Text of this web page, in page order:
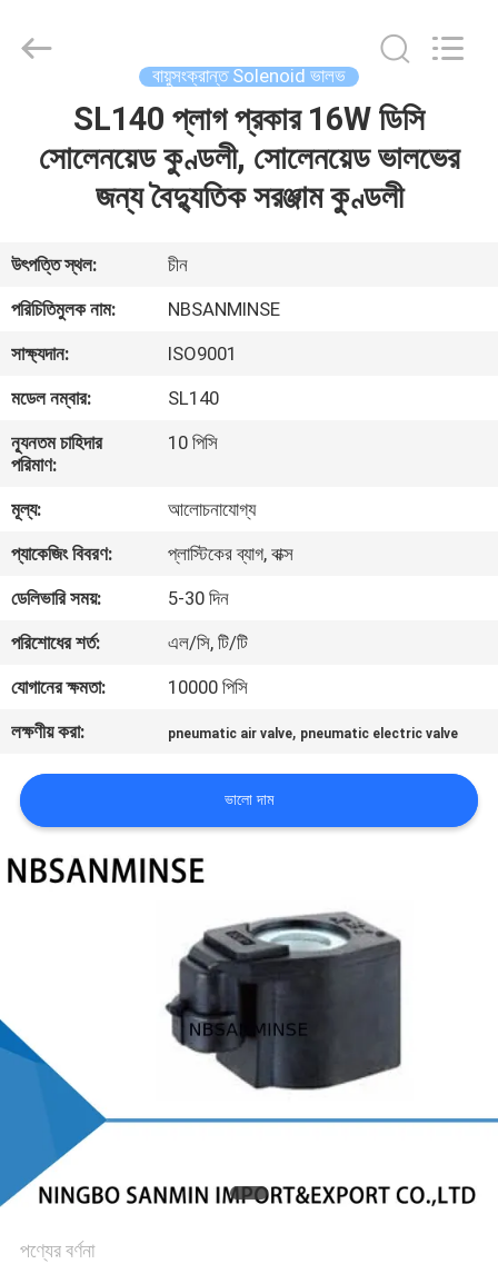
আমাদের
সম্পর্কে
কারখানা
ভ্রমণ
নিয়ন্ত্রণ
যোগাযোগ
করুন
খবর
উদ্ধৃতির
জন্য
আবেদন
গোপনীয়তা
Export
বায়ুসংক্রান্ত Solenoid ভালভ
SL140 প্লাগ প্রকার 16W ডিসি
সোলেনয়েড কুণ্ডলী, সোলেনয়েড ভালভের
জন্য বৈদ্যুতিক সরঞ্জাম কুণ্ডলী
উৎপত্তি স্থল:
চীন
পরিচিতিমুলক নাম:
NBSANMINSE
সাক্ষ্যদান:
ISO9001
মডেল নম্বার:
SL140
ন্যূনতম চাহিদার
পরিমাণ:
10 পিসি
মূল্য:
আলোচনাযোগ্য
প্যাকেজিং বিবরণ:
প্লাস্টিকের ব্যাগ, বাক্স
ডেলিভারি সময়:
5-30 দিন
পরিশোধের শর্ত:
এল/সি, টি/টি
যোগানের ক্ষমতা:
10000 পিসি
লক্ষণীয় করা:
pneumatic air valve, pneumatic electric valve
ভালো দাম
পণ্যের বর্ণনা